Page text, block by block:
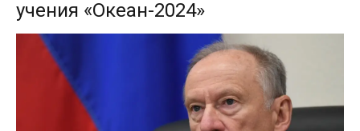
учения «Океан-2024»